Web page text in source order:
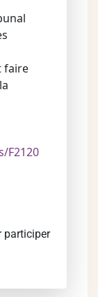
faire
F2120
participer